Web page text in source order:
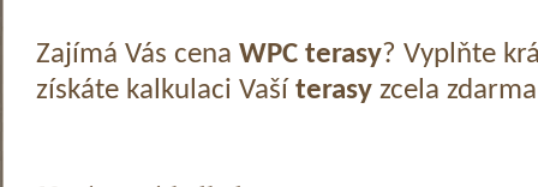
Zajímá Vás cena WPC terasy? Vyplňte
získáte kalkulaci Vaší terasyzcela